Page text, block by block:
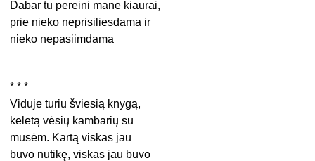
Dabar tu pereini mane kiaurai,
prie nieko neprisiliesdama ir
nieko nepasiimdama
* * *
Viduje turiu šviesią knygą,
keletą vėsių kambarių su
musėm. Kartą viskas jau
buvo nutikę, viskas jau buvo